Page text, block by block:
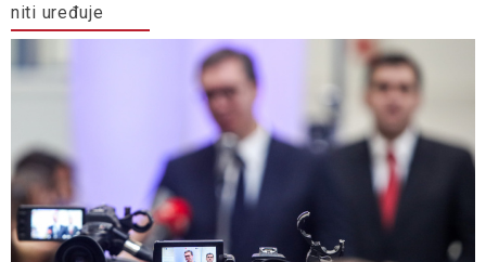
niti uređuje